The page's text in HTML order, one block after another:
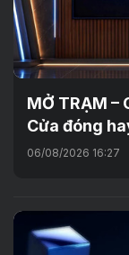
MỞ TRẠM –
Cửa đóng
06/08/2026 16:27